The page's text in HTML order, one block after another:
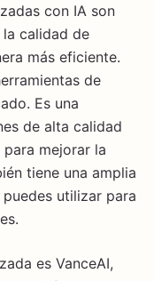
con IA son
la calidad de
más eficiente.
de
Es una
de alta calidad
mejorar la
tiene una amplia
utilizar para
es VanceAI,